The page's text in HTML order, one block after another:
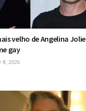
velho de Angelina Jolie
gay
8, 2026